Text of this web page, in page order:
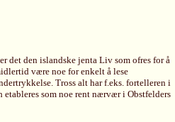
det den islandske jenta Liv som ofres for å
være noe for enkelt å lese
Tross alt har f.eks. fortelleren i
som noe rent nærvær i Obstfelders